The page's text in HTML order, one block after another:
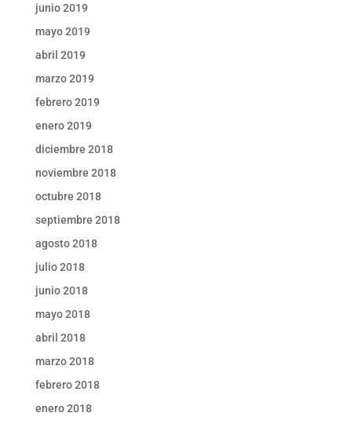
junio 2019
mayo 2019
abril 2019
marzo 2019
febrero 2019
enero 2019
diciembre 2018
noviembre 2018
octubre 2018
septiembre 2018
agosto 2018
julio 2018
junio 2018
mayo 2018
abril 2018
marzo 2018
febrero 2018
enero 2018